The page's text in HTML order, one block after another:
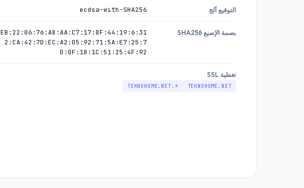
التوقيع ألج ecdsa-with-SHA256
بصمة الإصبع SHA256
31:EB:22:06:76:A8:AA:C7:17:8F:44:19:6
2:CA:42:7D:EC:A2:05:92:71:5A:E7:25:7
D:0F:18:1C:51:25:4F:92
تغطية SSL
TEKNOHOME.NET
*.TEKNOHOME.NET